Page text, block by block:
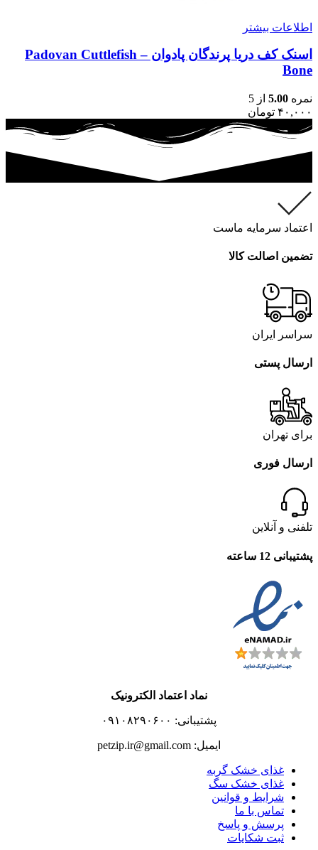
اطلاعات بیشتر
اسنک کف دریا پرندگان پادوان – Padovan Cuttlefish
Bone
نمره 5.00 از 5
۴۰,۰۰۰ تومان
اعتماد سرمایه ماست
تضمین اصالت کالا
سراسر ایران
ارسال پستی
برای تهران
ارسال فوری
تلفنی و آنلاین
پشتیبانی 12 ساعته
نماد اعتماد الکترونیک
پشتیبانی: ۰۹۱۰۸۲۹۰۶۰۰
ایمیل: petzip.ir@gmail.com
غذای خشک گربه
غذای خشک سگ
شرایط و قوانین
تماس با ما
پرسش و پاسخ
ثبت شکایات